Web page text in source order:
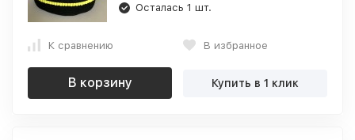
Осталась 1 шт.
К сравнению В избранное
В корзину Купить в 1 клик